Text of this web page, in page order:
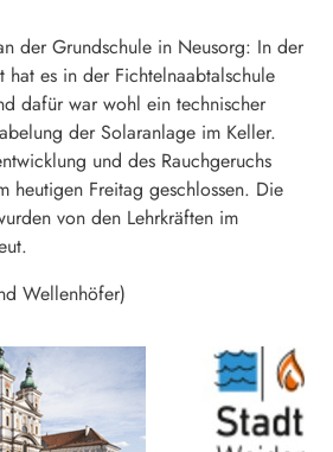
der Grundschule in Neusorg: In der
hat es in der Fichtelnaabtalschule
dafür war wohl ein technischer
der Solaranlage im Keller.
und des Rauchgeruchs
heutigen Freitag geschlossen. Die
von den Lehrkräften im
Wellenhöfer)